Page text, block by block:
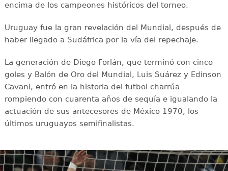
encima de los campeones históricos del torneo.
Uruguay fue la gran revelación del Mundial, después de
haber llegado a Sudáfrica por la vía del repechaje.
La generación de Diego Forlán, que terminó con cinco
goles y Balón de Oro del Mundial, Luis Suárez y Edinson
Cavani, entró en la historia del futbol charrúa
rompiendo con cuarenta años de sequía e igualando la
actuación de sus antecesores de México 1970, los
últimos uruguayos semifinalistas.